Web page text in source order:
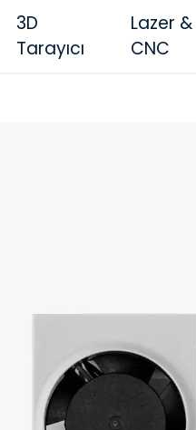
3D
Tarayıcı
Lazer &
CNC